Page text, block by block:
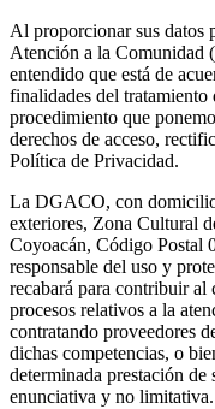
Al proporcionar sus datos
Atención a la Comunidad
entendido que está de
finalidades del tratamiento
procedimiento que
derechos de acceso,
Política de Privacidad.
La DGACO, con
exteriores, Zona Cultural
Coyoacán, Código Postal
responsable del uso y
recabará para contribuir
procesos relativos a la
contratando proveedores
dichas competencias, o
determinada prestación
enunciativa y no limitativa.